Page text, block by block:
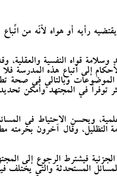
رأيه أو هواه لأنّه من اتِّباع
وسلامة قواه النفسية والعقلية،
إلى أتباع هذه المدرسة
وبالتالي في صحة
في المجتهد وأمكن
ويحسن الاحتياط في المسائل
وقال آخرون بحرمته
فيشترط الرجوع إلى
المستحدثة والتي يختلف